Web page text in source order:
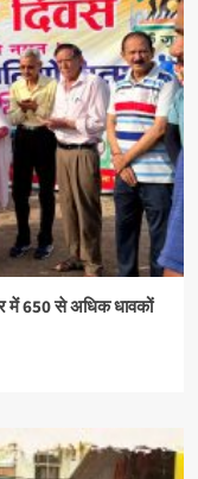
में 650 से अधिक धावकों